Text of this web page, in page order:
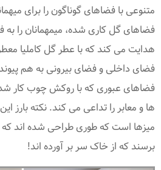
متنوعی با فضاهای گوناگون را برای
فضاهای گل کاری شده، میمهمانان را
هدایت می کند که با عطر گل کاملیا
فضای داخلی و فضای بیرونی به هم
فضاهای عبوری که با روکش چوب کار
ها و معابر را تداعی می کند. نکته بارز
میزها است که طوری طراحی شده اند که
برسند که از خاک سر بر آورده اند!